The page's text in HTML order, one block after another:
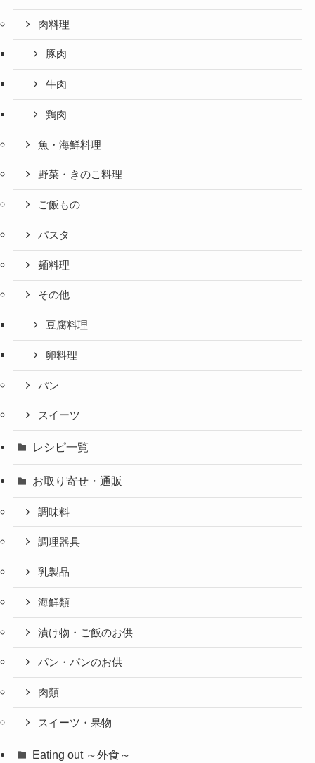
肉料理
豚肉
牛肉
鶏肉
魚・海鮮料理
野菜・きのこ料理
ご飯もの
パスタ
麺料理
その他
豆腐料理
卵料理
パン
スイーツ
レシピ一覧
お取り寄せ・通販
調味料
調理器具
乳製品
海鮮類
漬け物・ご飯のお供
パン・パンのお供
肉類
スイーツ・果物
Eating out ～外食～